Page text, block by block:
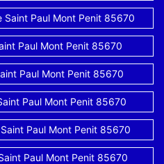
Saint Paul Mont Penit 85670
Paul Mont Penit 85670
Paul Mont Penit 85670
Paul Mont Penit 85670
Paul Mont Penit 85670
Paul Mont Penit 85670